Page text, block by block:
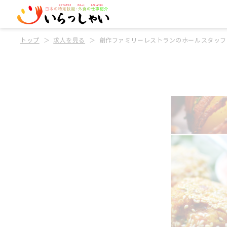
トップ 求人を見る 創作ファミリーレストランのホールスタッフ